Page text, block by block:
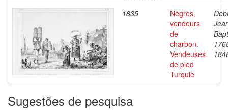
1835
Nègres,
vendeurs
de
charbon.
Vendeuses
de pled
Turquie
Sugestões de pesquisa